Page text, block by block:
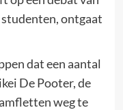
ontgaat
dat een aantal
De Pooter, de
weg te